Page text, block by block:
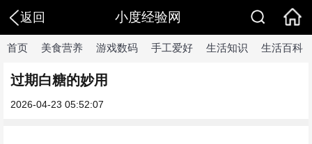
返回 小度经验网
首页 美食营养 游戏数码 手工爱好 生活知识 生活百科
过期白糖的妙用
2026-04-23 05:52:07